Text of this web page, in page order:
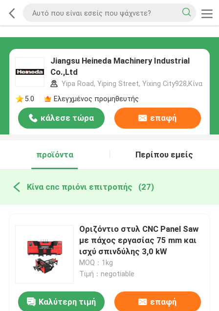
Jiangsu Heineda Machinery Industrial
Co.,Ltd
Yipa Road, Yiping Street, Yixing City928,Κίνα
5.0
Ελεγχμένος προμηθευτής
κάλεσε τώρα επαφή
προϊόντα Περίπου εμείς
Κίνα cnc πριόνι επιτροπής (27)
Οριζόντιο στυλ CNC Panel Saw
με πάχος εργασίας 75 mm και
ισχύ σπινδύλης 3,0 kW
MOQ：1kg
Τιμή：negotiable
Καλύτερη τιμή επαφή